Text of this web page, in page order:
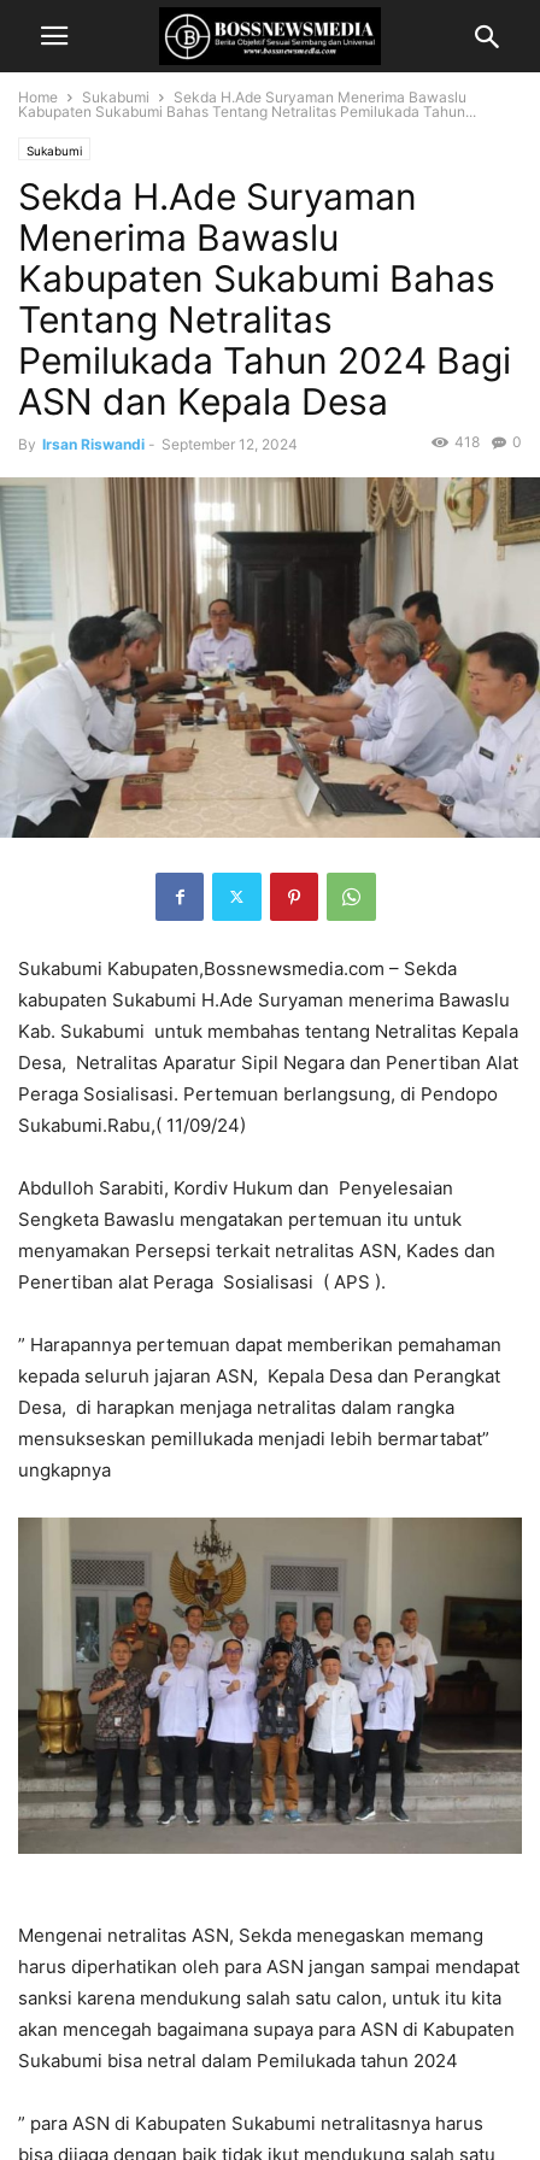
Home Sukabumi
Sekda H.Ade Suryaman Menerima Bawaslu
Kabupaten Sukabumi Bahas Tentang Netralitas Pemilukada Tahun...
Sukabumi
Sekda H.Ade Suryaman
Menerima Bawaslu
Kabupaten Sukabumi Bahas
Tentang Netralitas
Pemilukada Tahun 2024 Bagi
ASN dan Kepala Desa
By Irsan Riswandi - September 12, 2024 0
418
Sukabumi Kabupaten,Bossnewsmedia.com – Sekda
kabupaten Sukabumi H.Ade Suryaman menerima Bawaslu
Kab. Sukabumi untuk membahas tentang Netralitas Kepala
Desa, Netralitas Aparatur Sipil Negara dan Penertiban Alat
Peraga Sosialisasi. Pertemuan berlangsung, di Pendopo
Sukabumi.Rabu,( 11/09/24)
Abdulloh Sarabiti, Kordiv Hukum dan Penyelesaian
Sengketa Bawaslu mengatakan pertemuan itu untuk
menyamakan Persepsi terkait netralitas ASN, Kades dan
Penertiban alat Peraga Sosialisasi ( APS ).
” Harapannya pertemuan dapat memberikan pemahaman
kepada seluruh jajaran ASN, Kepala Desa dan Perangkat
Desa, di harapkan menjaga netralitas dalam rangka
mensukseskan pemillukada menjadi lebih bermartabat”
ungkapnya
Mengenai netralitas ASN, Sekda menegaskan memang
harus diperhatikan oleh para ASN jangan sampai mendapat
sanksi karena mendukung salah satu calon, untuk itu kita
akan mencegah bagaimana supaya para ASN di Kabupaten
Sukabumi bisa netral dalam Pemilukada tahun 2024
” para ASN di Kabupaten Sukabumi netralitasnya harus
bisa dijaga dengan baik tidak ikut mendukung salah satu